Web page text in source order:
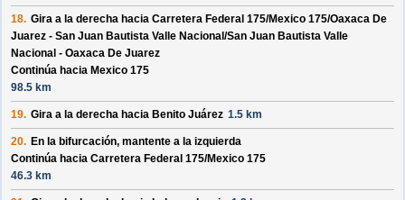
18. Gira a la derecha hacia Carretera Federal 175/Mexico 175/Oaxaca De
Juarez - San Juan Bautista Valle Nacional/San Juan Bautista Valle
Nacional - Oaxaca De Juarez
Continúa hacia Mexico 175
98.5 km
19. Gira a la derecha hacia Benito Juárez 1.5 km
20. En la bifurcación, mantente a la izquierda
Continúa hacia Carretera Federal 175/Mexico 175
46.3 km